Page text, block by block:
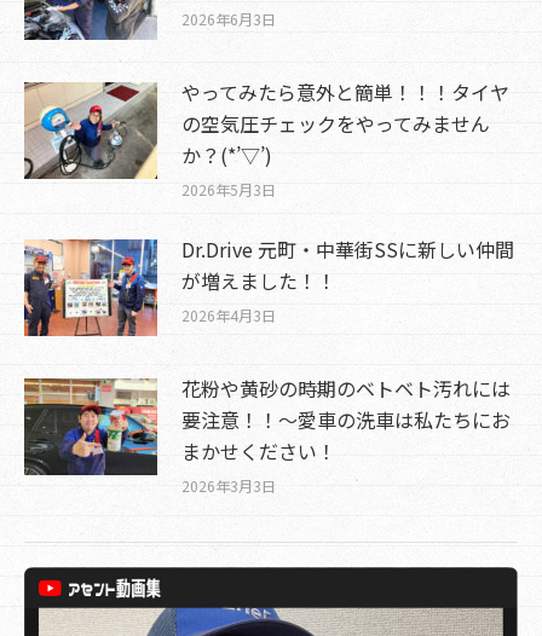
2026年6月3日
やってみたら意外と簡単！！！タイヤ
の空気圧チェックをやってみません
か？(*’▽’)
2026年5月3日
Dr.Drive 元町・中華街SSに新しい仲間
が増えました！！
2026年4月3日
花粉や黄砂の時期のベトベト汚れには
要注意！！～愛車の洗車は私たちにお
まかせください！
2026年3月3日